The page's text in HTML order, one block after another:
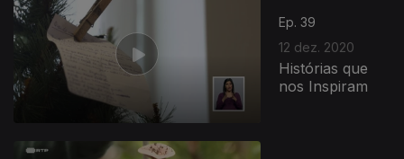
Ep. 39
12 dez. 2020
Histórias que
nos Inspiram